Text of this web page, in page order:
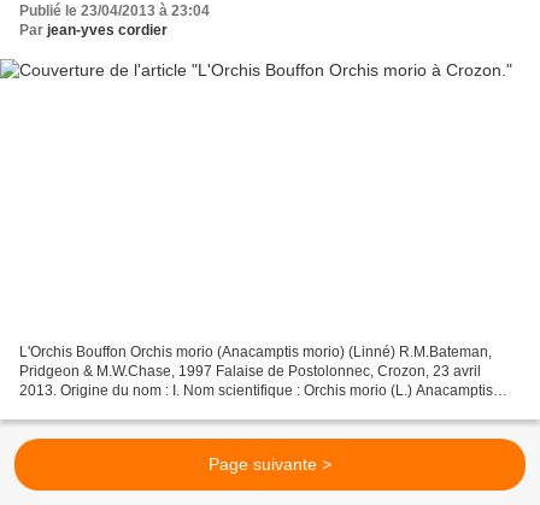
Publié le 23/04/2013 à 23:04
Par jean-yves cordier
L'Orchis Bouffon Orchis morio (Anacamptis morio) (Linné) R.M.Bateman,
Pridgeon & M.W.Chase, 1997 Falaise de Postolonnec, Crozon, 23 avril
2013. Origine du nom : I. Nom scientifique : Orchis morio (L.) Anacamptis
Page suivante >